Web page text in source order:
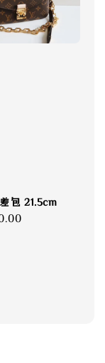
包 21.5cm